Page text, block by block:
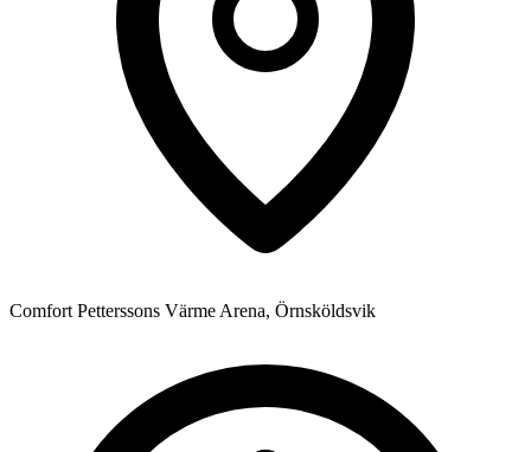
Comfort Petterssons Värme Arena, Örnsköldsvik